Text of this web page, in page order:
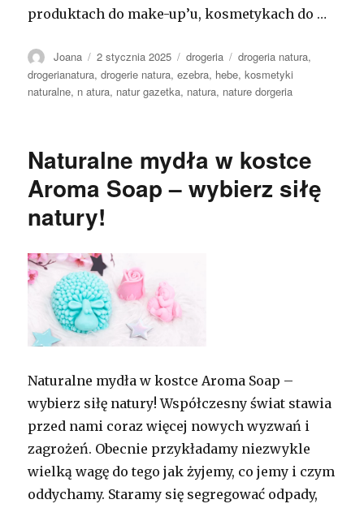
produktach do make-up’u, kosmetykach do …
Autor
Joana Opublikowano
2 stycznia 2025 Kategorie
drogeria Tagi
drogeria natura,
drogerianatura,drogerie natura,ezebra, hebe,kosmetyki
naturalne, n atura, natur gazetka, natura, nature dorgeria
Naturalne mydła w kostce
Aroma Soap – wybierz siłę
natury!
Naturalne mydła w kostce Aroma Soap –
wybierz siłę natury! Współczesny świat stawia
przed nami coraz więcej nowych wyzwań i
zagrożeń. Obecnie przykładamy niezwykle
wielką wagę do tego jak żyjemy, co jemy i czym
oddychamy. Staramy się segregować odpady,